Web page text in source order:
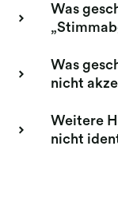
Was
Was
nicht
Weitere
nicht